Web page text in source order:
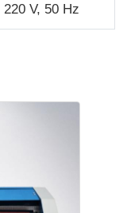
220 V, 50 Hz